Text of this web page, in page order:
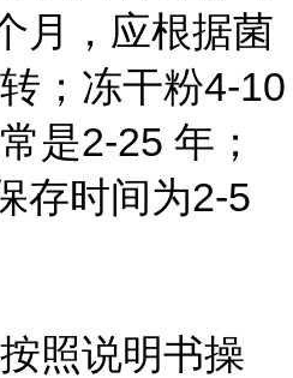
月，应根据菌
；冻干粉4-10
是2-25 年；
存时间为2-5
照说明书操